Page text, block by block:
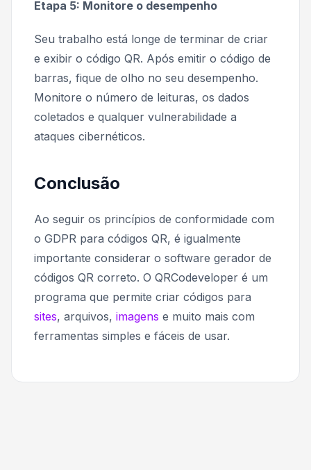
Etapa 5: Monitore o desempenho
Seu trabalho está longe de terminar de criar
e exibir o código QR. Após emitir o código de
barras, fique de olho no seu desempenho.
Monitore o número de leituras, os dados
coletados e qualquer vulnerabilidade a
ataques cibernéticos.
Conclusão
Ao seguir os princípios de conformidade com
o GDPR para códigos QR, é igualmente
importante considerar o software gerador de
códigos QR correto. O QRCodeveloper é um
programa que permite criar códigos para
sites, arquivos, imagens e muito mais com
ferramentas simples e fáceis de usar.